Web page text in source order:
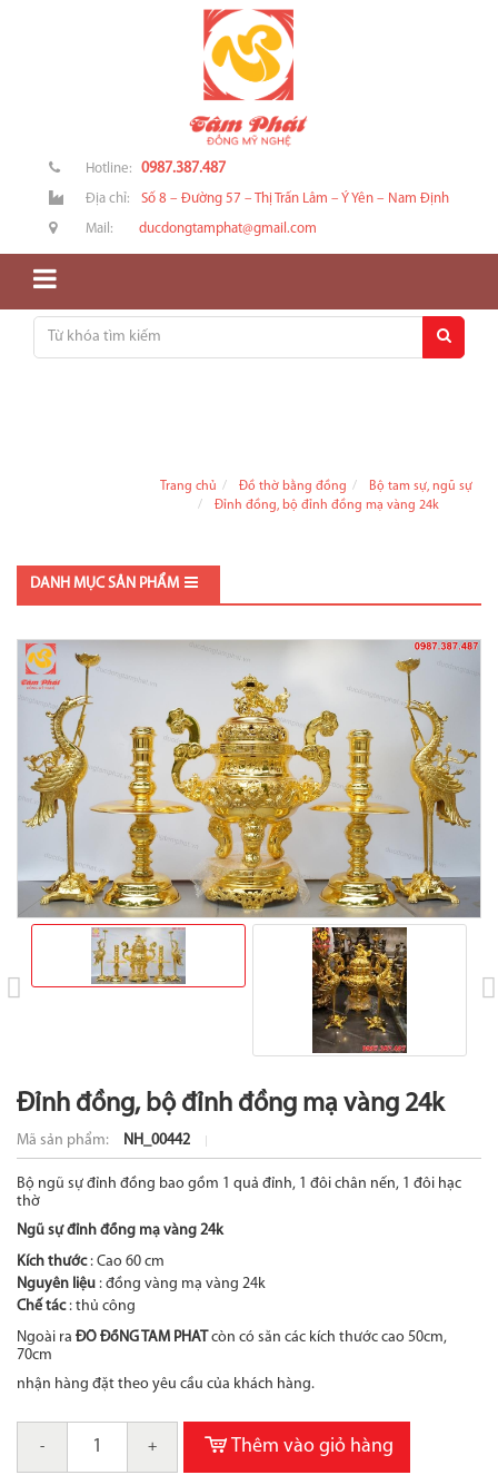
Hotline: 0987.387.487
Địa chỉ: Số 8 – Đường 57 – Thị Trấn Lâm – Ý Yên – Nam Định
Mail: ducdongtamphat@gmail.com
Trang chủ Đồ thờ bằng đồng
Bộ tam sự, ngũ sự
Đỉnh đồng, bộ đỉnh đồng mạ vàng 24k
DANH MỤC SẢN PHẨM
prev
Đỉnh đồng, bộ đỉnh đồng mạ vàng 24k
Mã sản phẩm: NH_00442
Bộ ngũ sự đỉnh đồng bao gồm 1 quả đỉnh, 1 đôi chân nến, 1 đôi hạc
thờ
Ngũ sự đỉnh đồng mạ vàng 24k
Kích thước: Cao 60 cm
Nguyên liệu : đồng vàng mạ vàng 24k
Chế tác: thủ công
Ngoài ra ĐỒ ĐồNG TÂM PHÁT còn có sẵn các kích thước cao 50cm,
70cm
nhận hàng đặt theo yêu cầu của khách hàng.
- + Thêm vào giỏ hàng